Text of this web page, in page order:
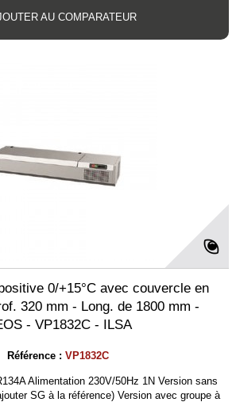
AU COMPARATEUR
0/+15°C avec couvercle en
320 mm - Long. de 1800 mm -
- VP1832C - ILSA
Référence : VP1832C
Alimentation 230V/50Hz 1N Version sans
SG à la référence) Version avec groupe à